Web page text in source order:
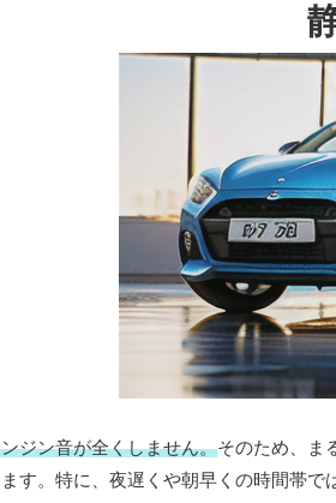
ジン音が全くしません。そのため、ま
す。特に、夜遅くや朝早くの時間帯で